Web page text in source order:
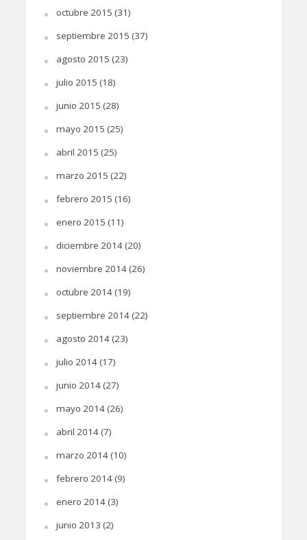
octubre 2015 (31)
septiembre 2015 (37)
agosto 2015 (23)
julio 2015 (18)
junio 2015 (28)
mayo 2015 (25)
abril 2015 (25)
marzo 2015 (22)
febrero 2015 (16)
enero 2015 (11)
diciembre 2014(20)
noviembre 2014(26)
octubre 2014(19)
septiembre 2014(22)
agosto 2014(23)
julio 2014(17)
junio 2014(27)
mayo 2014(26)
abril 2014(7)
marzo 2014(10)
febrero 2014(9)
enero 2014(3)
junio 2013 (2)